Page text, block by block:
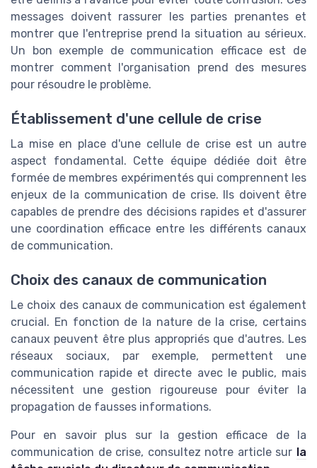
messages doivent rassurer les parties prenantes et
montrer que l'entreprise prend la situation au sérieux.
Un bon exemple de communication efficace est de
montrer comment l'organisation prend des mesures
pour résoudre le problème.
Établissement d'une cellule de crise
La mise en place d'une cellule de crise est un autre
aspect fondamental. Cette équipe dédiée doit être
formée de membres expérimentés qui comprennent les
enjeux de la communication de crise. Ils doivent être
capables de prendre des décisions rapides et d'assurer
une coordination efficace entre les différents canaux
de communication.
Choix des canaux de communication
Le choix des canaux de communication est également
crucial. En fonction de la nature de la crise, certains
canaux peuvent être plus appropriés que d'autres. Les
réseaux sociaux, par exemple, permettent une
communication rapide et directe avec le public, mais
nécessitent une gestion rigoureuse pour éviter la
propagation de fausses informations.
Pour en savoir plus sur la gestion efficace de la
communication de crise, consultez notre article sur la